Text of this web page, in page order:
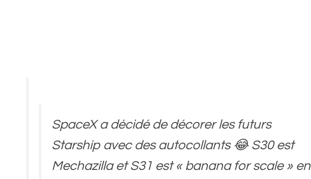
SpaceX a décidé de décorer les futurs
Starship avec des autocollants 😂 S30 est
Mechazilla et S31 est « banana for scale » en